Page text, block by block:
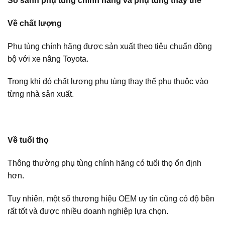
Về chất lượng
Phụ tùng chính hãng được sản xuất theo tiêu chuẩn đồng
bộ với xe nâng Toyota.
Trong khi đó chất lượng phụ tùng thay thế phụ thuộc vào
từng nhà sản xuất.
Về tuổi thọ
Thông thường phụ tùng chính hãng có tuổi thọ ổn định
hơn.
Tuy nhiên, một số thương hiệu OEM uy tín cũng có độ bền
rất tốt và được nhiều doanh nghiệp lựa chọn.